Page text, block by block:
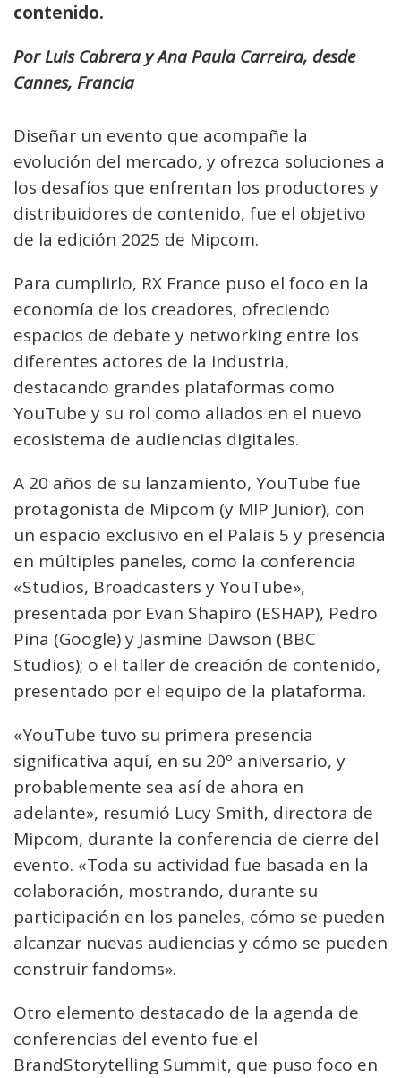
contenido.
Por Luis Cabrera y Ana Paula Carreira, desde
Cannes, Francia
Diseñar un evento que acompañe la
evolución del mercado, y ofrezca soluciones a
los desafíos que enfrentan los productores y
distribuidores de contenido, fue el objetivo
de la edición 2025 de Mipcom.
Para cumplirlo, RX France puso el foco en la
economía de los creadores, ofreciendo
espacios de debate y networking entre los
diferentes actores de la industria,
destacando grandes plataformas como
YouTube y su rol como aliados en el nuevo
ecosistema de audiencias digitales.
A 20 años de su lanzamiento, YouTube fue
protagonista de Mipcom (y MIP Junior), con
un espacio exclusivo en el Palais 5 y presencia
en múltiples paneles, como la conferencia
«Studios, Broadcasters y YouTube»,
presentada por Evan Shapiro (ESHAP), Pedro
Pina (Google) y Jasmine Dawson (BBC
Studios); o el taller de creación de contenido,
presentado por el equipo de la plataforma.
«YouTube tuvo su primera presencia
significativa aquí, en su 20º aniversario, y
probablemente sea así de ahora en
adelante», resumió Lucy Smith, directora de
Mipcom, durante la conferencia de cierre del
evento. «Toda su actividad fue basada en la
colaboración, mostrando, durante su
participación en los paneles, cómo se pueden
alcanzar nuevas audiencias y cómo se pueden
construir fandoms».
Otro elemento destacado de la agenda de
conferencias del evento fue el
BrandStorytelling Summit, que puso foco en